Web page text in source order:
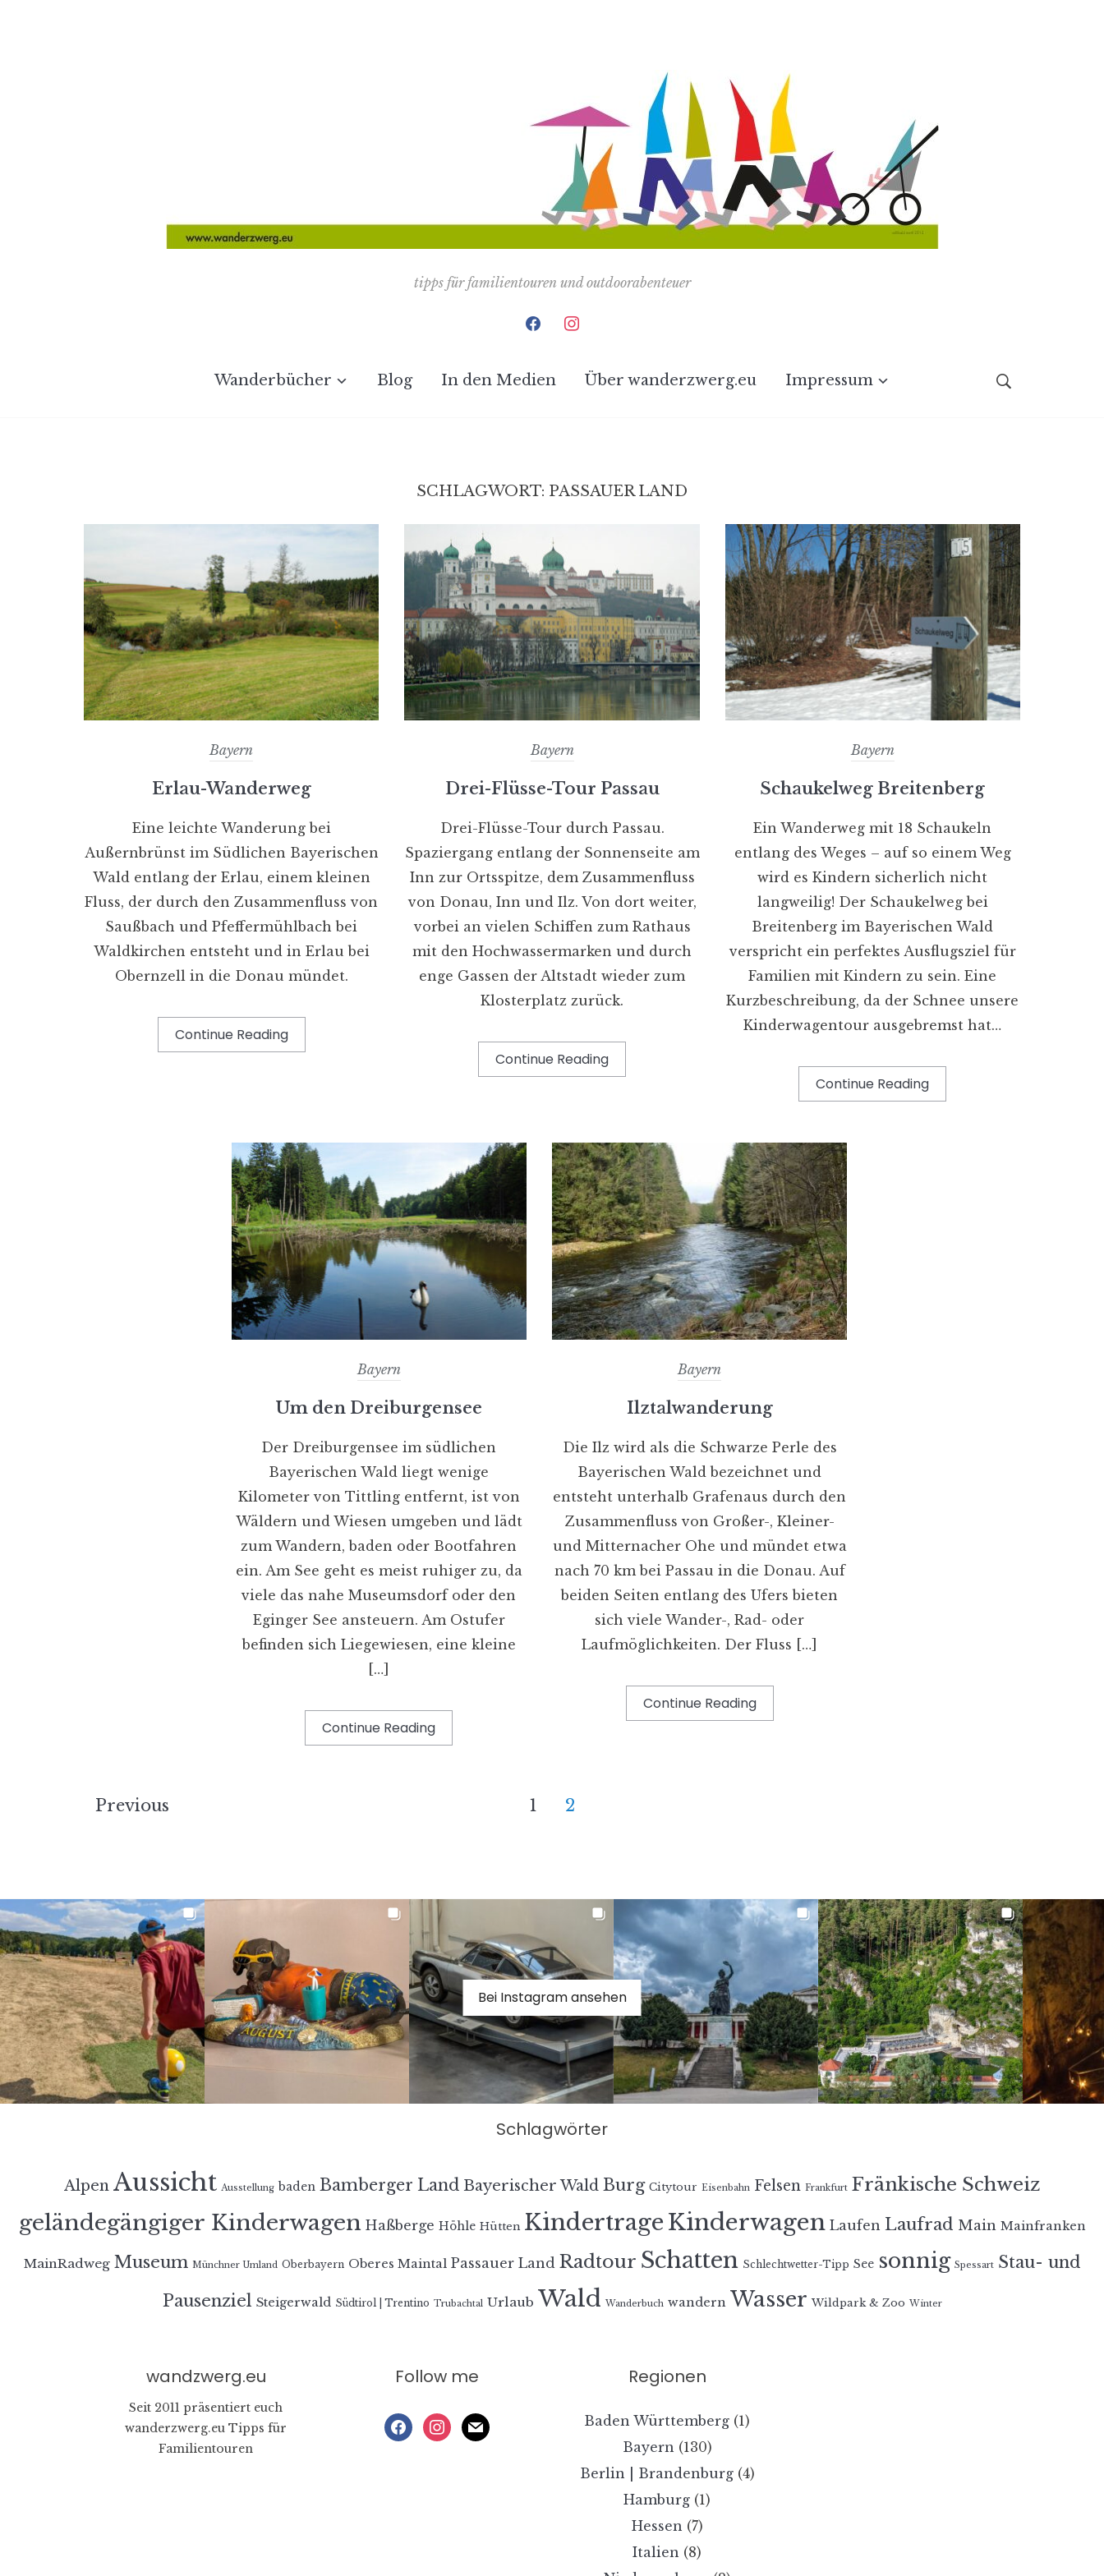
tipps für familientouren und outdoorabenteuer
facebookinstagram
Wanderbücher Blog In den Medien Über wanderzwerg.eu Impressum
SCHLAGWORT: PASSAUER LAND
Bayern
Erlau-Wanderweg
Eine leichte Wanderung bei
Außernbrünst im Südlichen Bayerischen
Wald entlang der Erlau, einem kleinen
Fluss, der durch den Zusammenfluss von
Saußbach und Pfeffermühlbach bei
Waldkirchen entsteht und in Erlau bei
Obernzell in die Donau mündet.
Continue Reading
Bayern
Drei-Flüsse-Tour Passau
Drei-Flüsse-Tour durch Passau.
Spaziergang entlang der Sonnenseite am
Inn zur Ortsspitze, dem Zusammenfluss
von Donau, Inn und Ilz. Von dort weiter,
vorbei an vielen Schiffen zum Rathaus
mit den Hochwassermarken und durch
enge Gassen der Altstadt wieder zum
Klosterplatz zurück.
Continue Reading
Bayern
Schaukelweg Breitenberg
Ein Wanderweg mit 18 Schaukeln
entlang des Weges – auf so einem Weg
wird es Kindern sicherlich nicht
langweilig! Der Schaukelweg bei
Breitenberg im Bayerischen Wald
verspricht ein perfektes Ausflugsziel für
Familien mit Kindern zu sein. Eine
Kurzbeschreibung, da der Schnee unsere
Kinderwagentour ausgebremst hat…
Continue Reading
Bayern
Um den Dreiburgensee
Der Dreiburgensee im südlichen
Bayerischen Wald liegt wenige
Kilometer von Tittling entfernt, ist von
Wäldern und Wiesen umgeben und lädt
zum Wandern, baden oder Bootfahren
ein. Am See geht es meist ruhiger zu, da
viele das nahe Museumsdorf oder den
Eginger See ansteuern. Am Ostufer
befinden sich Liegewiesen, eine kleine
[…]
Continue Reading
Bayern
Ilztalwanderung
Die Ilz wird als die Schwarze Perle des
Bayerischen Wald bezeichnet und
entsteht unterhalb Grafenaus durch den
Zusammenfluss von Großer-, Kleiner-
und Mitternacher Ohe und mündet etwa
nach 70 km bei Passau in die Donau. Auf
beiden Seiten entlang des Ufers bieten
sich viele Wander-, Rad- oder
Laufmöglichkeiten. Der Fluss […]
Continue Reading
Previous 1 2
Bei Instagram ansehen
Schlagwörter
Alpen Aussicht Ausstellung baden Bamberger Land Bayerischer Wald Burg Citytour Eisenbahn Felsen Frankfurt Fränkische Schweiz
geländegängiger Kinderwagen Haßberge Höhle Hütten Kindertrage Kinderwagen Laufen Laufrad Main Mainfranken
MainRadweg Museum Münchner Umland Oberbayern Oberes Maintal Passauer Land Radtour Schatten Schlechtwetter-Tipp See sonnig Spessart Stau- und
Pausenziel Steigerwald Südtirol | Trentino Trubachtal Urlaub Wald Wanderbuch wandern Wasser Wildpark & Zoo Winter
wandzwerg.eu
Seit 2011 präsentiert euch
wanderzwerg.eu Tipps für
Familientouren
Follow me
facebookinstagram
mail
Regionen
Baden Württemberg (1)
Bayern (130)
Berlin | Brandenburg(4)
Hamburg (1)
Hessen (7)
Italien (8)